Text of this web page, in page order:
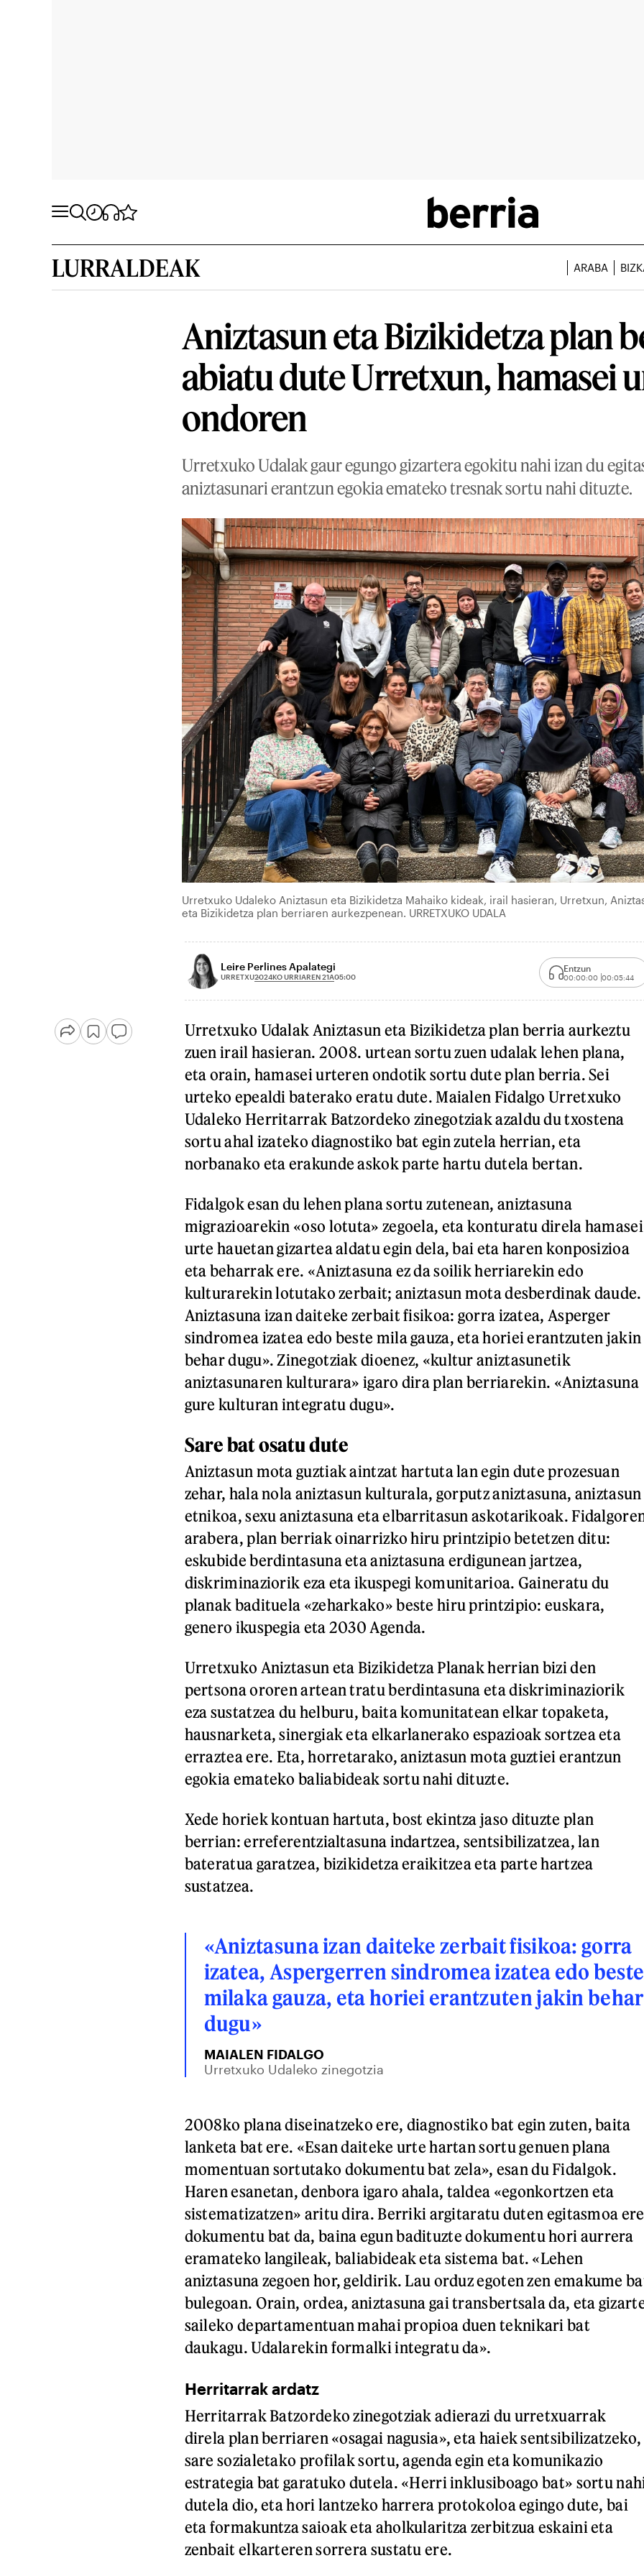
LURRALDEAK ARABA
Aniztasun eta Bizikidetza plan
abiatu dute Urretxun, hamasei
ondoren
Urretxuko Udalak gaur egungo gizartera egokitu nahi izan du
aniztasunari erantzun egokia emateko tresnak sortu nahi dituzte.
Urretxuko Udaleko Aniztasun eta Bizikidetza Mahaiko kideak, irail hasieran, Urretxun,
eta Bizikidetza plan berriaren aurkezpenean. URRETXUKO UDALA
Leire Perlines Apalategi
URRETXU2024KO URRIAREN 21A05:00
Entzun
00:00:00 00:05:44
Urretxuko Udalak Aniztasun eta Bizikidetza plan berria aurkeztu
zuen irail hasieran. 2008. urtean sortu zuen udalak lehen plana,
eta orain, hamasei urteren ondotik sortu dute plan berria. Sei
urteko epealdi baterako eratu dute. Maialen Fidalgo Urretxuko
Udaleko Herritarrak Batzordeko zinegotziak azaldu du txostena
sortu ahal izateko diagnostiko bat egin zutela herrian, eta
norbanako eta erakunde askok parte hartu dutela bertan.
Fidalgok esan du lehen plana sortu zutenean, aniztasuna
migrazioarekin «oso lotuta» zegoela, eta konturatu direla hamasei
urte hauetan gizartea aldatu egin dela, bai eta haren konposizioa
eta beharrak ere. «Aniztasuna ez da soilik herriarekin edo
kulturarekin lotutako zerbait; aniztasun mota desberdinak daude.
Aniztasuna izan daiteke zerbait fisikoa: gorra izatea, Asperger
sindromea izatea edo beste mila gauza, eta horiei erantzuten jakin
behar dugu». Zinegotziak dioenez, «kultur aniztasunetik
aniztasunaren kulturara» igaro dira plan berriarekin. «Aniztasuna
gure kulturan integratu dugu».
Sare bat osatu dute
Aniztasun mota guztiak aintzat hartuta lan egin dute prozesuan
zehar, hala nola aniztasun kulturala, gorputz aniztasuna, aniztasun
etnikoa, sexu aniztasuna eta elbarritasun askotarikoak.
arabera, plan berriak oinarrizko hiru printzipio betetzen ditu:
eskubide berdintasuna eta aniztasuna erdigunean jartzea,
diskriminaziorik eza eta ikuspegi komunitarioa. Gaineratu du
planak badituela «zeharkako» beste hiru printzipio: euskara,
genero ikuspegia eta 2030 Agenda.
Urretxuko Aniztasun eta Bizikidetza Planak herrian bizi den
pertsona ororen artean tratu berdintasuna eta diskriminaziorik
eza sustatzea du helburu, baita komunitatean elkar topaketa,
hausnarketa, sinergiak eta elkarlanerako espazioak sortzea eta
erraztea ere. Eta, horretarako, aniztasun mota guztiei erantzun
egokia emateko baliabideak sortu nahi dituzte.
Xede horiek kontuan hartuta, bost ekintza jaso dituzte plan
berrian: erreferentzialtasuna indartzea, sentsibilizatzea, lan
bateratua garatzea, bizikidetza eraikitzea eta parte hartzea
sustatzea.
«Aniztasuna izan daiteke zerbait fisikoa: gorra
izatea, Aspergerren sindromea izatea edo beste
milaka gauza, eta horiei erantzuten jakin behar
dugu»
MAIALEN FIDALGO
Urretxuko Udaleko zinegotzia
2008ko plana diseinatzeko ere, diagnostiko bat egin zuten, baita
lanketa bat ere. «Esan daiteke urte hartan sortu genuen plana
momentuan sortutako dokumentu bat zela», esan du Fidalgok.
Haren esanetan, denbora igaro ahala, taldea «egonkortzen eta
sistematizatzen» aritu dira. Berriki argitaratu duten egitasmoa ere
dokumentu bat da, baina egun badituzte dokumentu hori aurrera
eramateko langileak, baliabideak eta sistema bat. «Lehen
aniztasuna zegoen hor, geldirik. Lau orduz egoten zen emakume
bulegoan. Orain, ordea, aniztasuna gai transbertsala da, eta
saileko departamentuan mahai propioa duen teknikari bat
daukagu. Udalarekin formalki integratu da».
Herritarrak ardatz
Herritarrak Batzordeko zinegotziak adierazi du urretxuarrak
direla plan berriaren «osagai nagusia», eta haiek sentsibilizatzeko,
sare sozialetako profilak sortu, agenda egin eta komunikazio
estrategia bat garatuko dutela. «Herri inklusiboago bat» sortu
dutela dio, eta hori lantzeko harrera protokoloa egingo dute, bai
eta formakuntza saioak eta aholkularitza zerbitzua eskaini eta
zenbait elkarteren sorrera sustatu ere.